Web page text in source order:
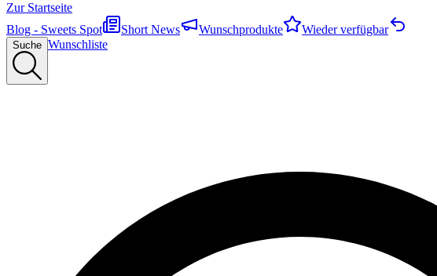
Zur Startseite
Blog - Sweets Spot
Short News Wunschprodukte Wieder verfügbar
Suche Wunschliste